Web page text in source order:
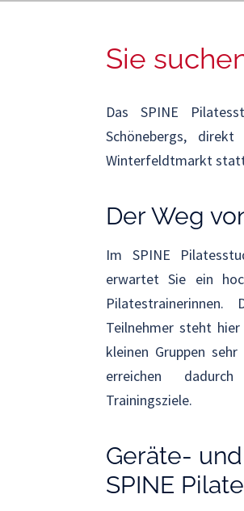
Sie
Das SPINE
Schönebergs,
Winterfeldtmarkt
Der Weg
Im SPINE
erwartet Sie ein
Teilnehmer steht
kleinen Gruppen
erreichen
Trainingsziele.
Geräte-
SPINE